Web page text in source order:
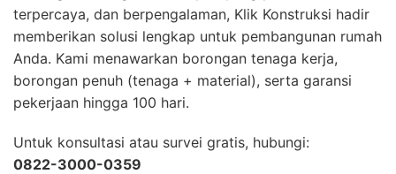
terpercaya, dan berpengalaman, Klik Konstruksi hadir
memberikan solusi lengkap untuk pembangunan rumah
Anda. Kami menawarkan borongan tenaga kerja,
borongan penuh (tenaga + material), serta garansi
pekerjaan hingga 100 hari.
Untuk konsultasi atau survei gratis, hubungi:
0822-3000-0359